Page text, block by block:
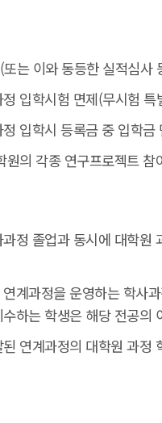
는 이와 동등한 실적심사
입학시험 면제(무시험 특
입학시 등록금 중 입학금
원의 각종 연구프로젝트 참
정 졸업과 동시에 대학
계과정을 운영하는 학사
하는 학생은 해당 전공의
연계과정의 대학원 과정